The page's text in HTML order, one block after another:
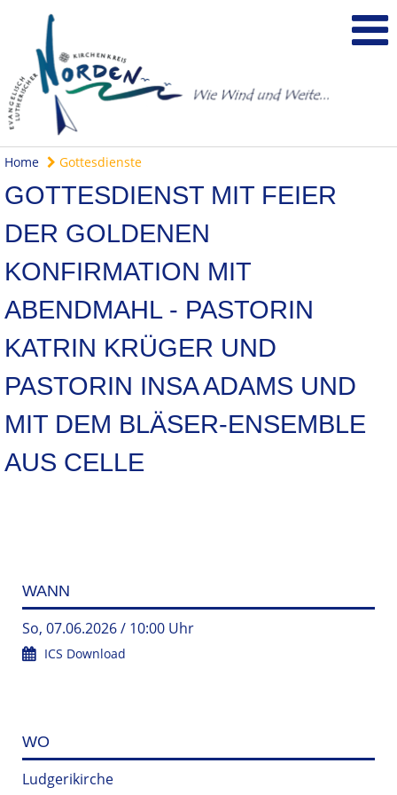
Home Gottesdienste
GOTTESDIENST MIT FEIER
DER GOLDENEN
KONFIRMATION MIT
ABENDMAHL - PASTORIN
KATRIN KRÜGER UND
PASTORIN INSA ADAMS UND
MIT DEM BLÄSER-ENSEMBLE
AUS CELLE
WANN
So, 07.06.2026 / 10:00 Uhr
ICS Download
WO
Ludgerikirche